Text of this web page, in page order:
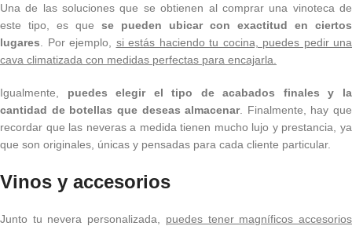
Una de las soluciones que se obtienen al comprar una vinoteca de
este tipo, es que se pueden ubicar con exactitud en ciertos
lugares . Por ejemplo, si estás haciendo tu cocina, puedes pedir una
cava climatizada con medidas perfectas para encajarla.
Igualmente, puedes elegir el tipo de acabados finales y la
cantidad de botellas que deseas almacenar. Finalmente, hay que
recordar que las neveras a medida tienen mucho lujo y prestancia, ya
que son originales, únicas y pensadas para cada cliente particular.
Vinos y accesorios
Junto tu nevera personalizada, puedes tener magníficos accesorios